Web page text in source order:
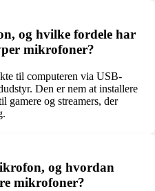
og hvilke fordele har
mikrofoner?
til computeren via USB-
Den er nem at installere
gamere og streamers, der
og hvordan
mikrofoner?